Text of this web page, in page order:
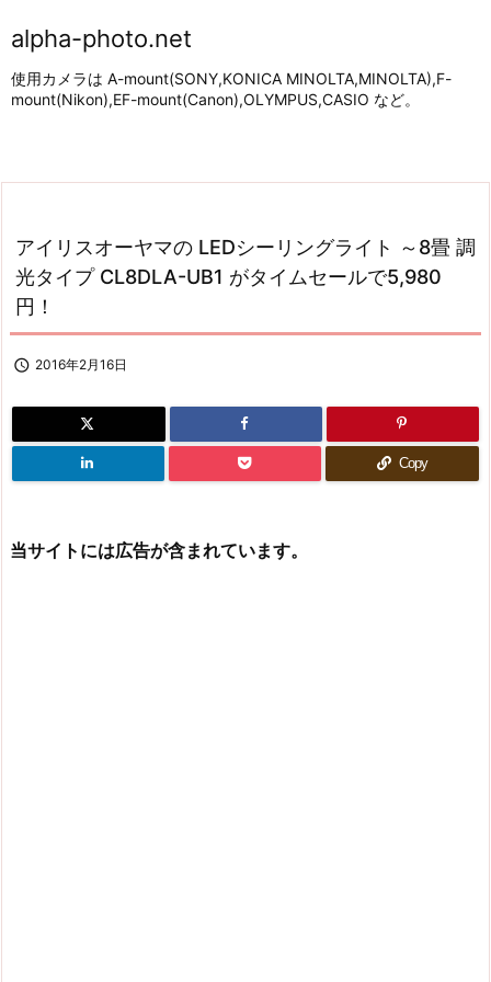
alpha-photo.net
使用カメラは A-mount(SONY,KONICA MINOLTA,MINOLTA),F-
mount(Nikon),EF-mount(Canon),OLYMPUS,CASIO など。
アイリスオーヤマの LEDシーリングライト ～8畳 調
光タイプ CL8DLA-UB1 がタイムセールで5,980
円！
 2016年2月16日
Copy
当サイトには広告が含まれています。